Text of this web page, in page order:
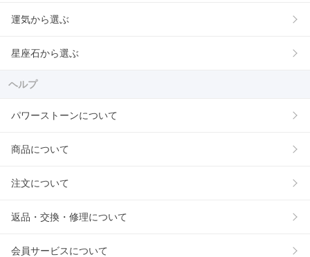
運気から選ぶ
星座石から選ぶ
ヘルプ
パワーストーンについて
商品について
注文について
返品・交換・修理について
会員サービスについて